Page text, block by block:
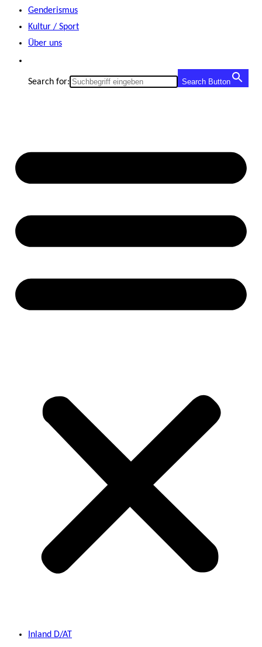
Genderismus
Kultur / Sport
Über uns
Search for: Search Button
Inland D/AT